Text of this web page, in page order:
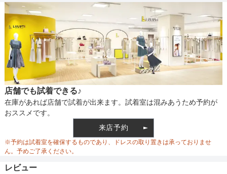
93
肩幅
そでの長さ
アームホール
バスト 82
ヒップ 112
り、メリハリのあるスッキリラインに見せてくれます。ボレロなど
のハオリと合わせるとさらにキュートな印象に♪結婚式や二次会、披
露宴のお呼ばれなどにぴったりなデザインです。成人式・謝恩会・
同窓会などにもおすすめです♪
丈 ひざ上 ひざ下 ミモレ パンツ
生地の厚さ 薄い 厚め
裏地 あり
ウエスト調整 リボン調整
店舗でも試着できる♪
在庫があれば店舗で試着が出来ます。試着室は混みあうため予約が
おススメです。
来店予約
※予約は試着室を確保するものであり、ドレスの取り置きは承っておりませ
ん。予めご了承ください。
レビュー